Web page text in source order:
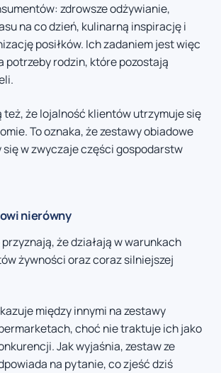
zdrowsze odżywianie,
na co dzień, kulinarną inspirację i
posiłków. Ich zadaniem jest więc
potrzeby rodzin, które pozostają
też, że lojalność klientów utrzymuje się
To oznaka, że zestawy obiadowe
się w zwyczaje części gospodarstw
nierówny
że działają w warunkach
żywności oraz coraz silniejszej
między innymi na zestawy
choć nie traktuje ich jako
Jak wyjaśnia, zestaw ze
na pytanie, co zjeść dziś